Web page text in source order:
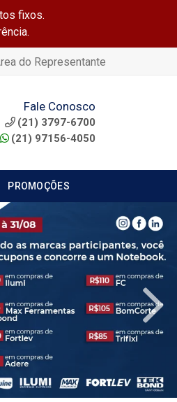
fixos.
do Representante
Fale Conosco
(21) 3797-6700
(21) 97156-4050
PROMOÇÕES